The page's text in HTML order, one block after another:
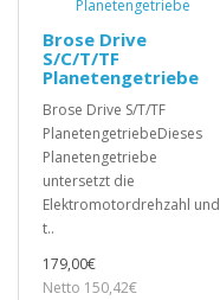
Brose Drive
S/C/T/TF
Planetengetriebe
Brose Drive S/T/TF
PlanetengetriebeDieses
Planetengetriebe
untersetzt die
Elektromotordrehzahl und
t..
179,00€
Netto 150,42€